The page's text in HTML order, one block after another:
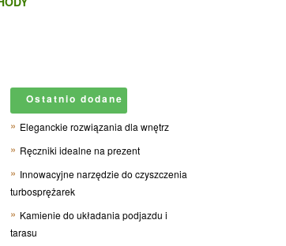
Ostatnio dodane
Eleganckie rozwiązania dla wnętrz
Ręczniki idealne na prezent
Innowacyjne narzędzie do czyszczenia
turbosprężarek
Kamienie do układania podjazdu i
tarasu